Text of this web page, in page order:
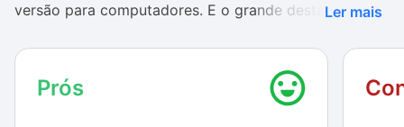
versão para computadores. E o grande destaque do
deixando a leitura de arquivos em PDF no Android
algo confortável e interessante.
Ler mais
Prós